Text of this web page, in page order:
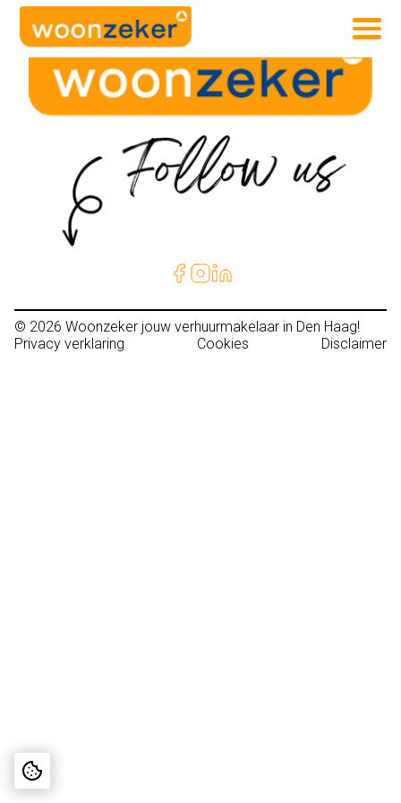
© 2026 Woonzeker jouw verhuurmakelaar in Den Haag!
Privacy verklaring
Cookies Disclaimer